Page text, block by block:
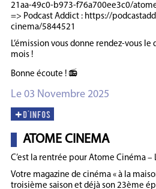
21aa-49c0-b973-f76a700ee3c0/
=> Podcast Addict : https://
cinema/5844521
L’émission vous donne rendez-vous
mois !
Bonne écoute ! 📻
Le 03 Novembre 2025
ATOME CINEMA
C’est la rentrée pour Atome Cinéma –
Votre magazine de cinéma « à la
troisième saison et déjà son 23ème